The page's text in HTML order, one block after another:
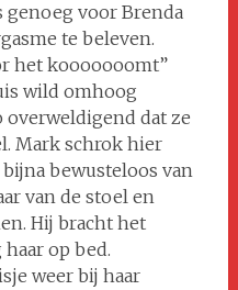
genoeg voor Brenda
te beleven.
het kooooooomt”
wild omhoog
overweldigend dat ze
Mark schrok hier
bewusteloos van
van de stoel en
Hij bracht het
op bed.
weer bij haar